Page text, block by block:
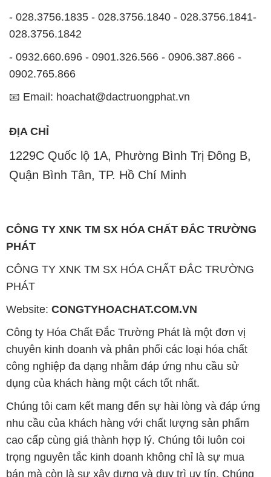
- 028.3756.1835 - 028.3756.1840 - 028.3756.1841-
028.3756.1842
- 0932.660.696 - 0901.326.566 - 0906.387.866 -
0902.765.866
📧 Email: hoachat@dactruongphat.vn
ĐỊA CHỈ
1229C Quốc lộ 1A, Phường Bình Trị Đông B,
Quận Bình Tân, TP. Hồ Chí Minh
CÔNG TY XNK TM SX HÓA CHẤT ĐẮC TRƯỜNG
PHÁT
CÔNG TY XNK TM SX HÓA CHẤT ĐẮC TRƯỜNG
PHÁT
Website: CONGTYHOACHAT.COM.VN
Công ty Hóa Chất Đắc Trường Phát là một đơn vị
chuyên kinh doanh và phân phối các loại hóa chất
công nghiệp đa dạng nhằm đáp ứng nhu cầu sử
dụng của khách hàng một cách tốt nhất.
Chúng tôi cam kết mang đến sự hài lòng và đáp ứng
nhu cầu của khách hàng với chất lượng sản phẩm
cao cấp cùng giá thành hợp lý. Chúng tôi luôn coi
trọng nguyên tắc kinh doanh không chỉ là sự mua
bán mà còn là sự xây dựng và duy trì uy tín. Chúng